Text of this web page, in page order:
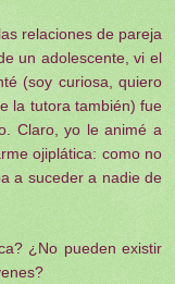
relaciones de pareja
un adolescente, vi el
(soy curiosa, quiero
la tutora también) fue
Claro, yo le animé a
ojiplática: como no
a suceder a nadie de
¿No pueden existir